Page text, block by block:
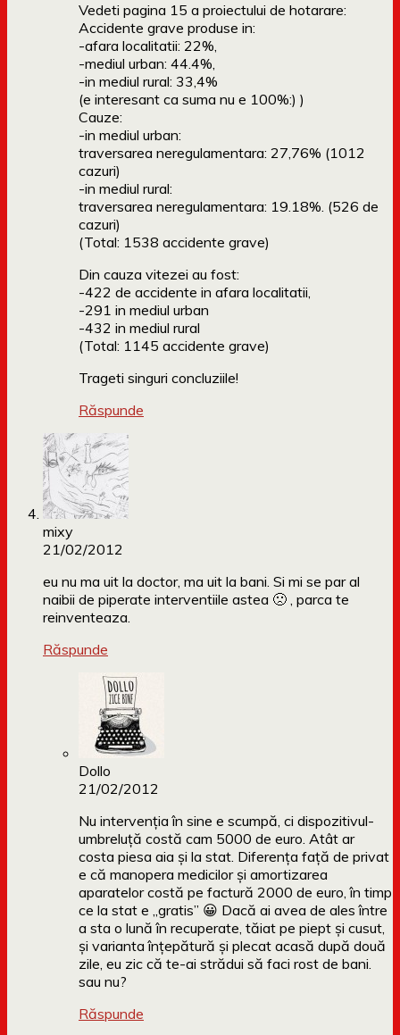
Vedeti pagina 15 a proiectului de hotarare:
Accidente grave produse in:
-afara localitatii: 22%,
-mediul urban: 44.4%,
-in mediul rural: 33,4%
(e interesant ca suma nu e 100%:) )
Cauze:
-in mediul urban:
traversarea neregulamentara: 27,76% (1012
cazuri)
-in mediul rural:
traversarea neregulamentara: 19.18%. (526 de
cazuri)
(Total: 1538 accidente grave)
Din cauza vitezei au fost:
-422 de accidente in afara localitatii,
-291 in mediul urban
-432 in mediul rural
(Total: 1145 accidente grave)
Trageti singuri concluziile!
Răspunde
mixy
21/02/2012
eu nu ma uit la doctor, ma uit la bani. Si mi se par al
naibii de piperate interventiile astea 🙁 , parca te
reinventeaza.
Răspunde
Dollo
21/02/2012
Nu intervenția în sine e scumpă, ci dispozitivul-
umbreluță costă cam 5000 de euro. Atât ar
costa piesa aia și la stat. Diferența față de privat
e că manopera medicilor și amortizarea
aparatelor costă pe factură 2000 de euro, în timp
ce la stat e „gratis” 😀 Dacă ai avea de ales între
a sta o lună în recuperate, tăiat pe piept și cusut,
și varianta înțepătură și plecat acasă după două
zile, eu zic că te-ai strădui să faci rost de bani.
sau nu?
Răspunde